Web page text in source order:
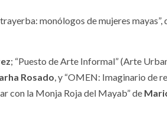
monólogos de mujeres mayas”,
; “Puesto de Arte Informal” (Arte
Rosado, y “OMEN: Imaginario de
con la Monja Roja del Mayab” de